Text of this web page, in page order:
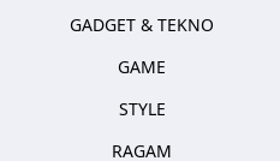
GADGET & TEKNO
GAME
STYLE
RAGAM